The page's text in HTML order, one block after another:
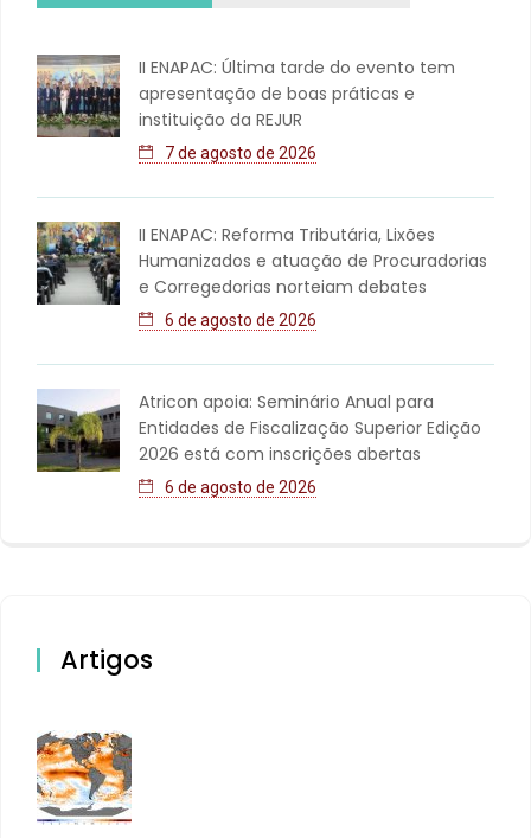
II ENAPAC: Última tarde do evento tem
apresentação de boas práticas e
instituição da REJUR
7 de agosto de 2026
II ENAPAC: Reforma Tributária, Lixões
Humanizados e atuação de Procuradorias
e Corregedorias norteiam debates
6 de agosto de 2026
Atricon apoia: Seminário Anual para
Entidades de Fiscalização Superior Edição
2026 está com inscrições abertas
6 de agosto de 2026
Artigos